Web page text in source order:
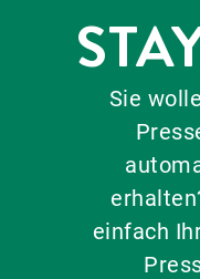
Sie
einfach